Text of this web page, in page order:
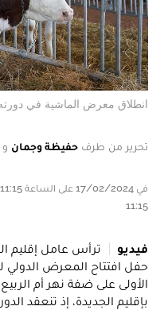
انطلاق معرض الماشية في دورته
تحرير من طرف حفيظة وجمان و
11:15
فيديو
حفل افتتاح المعرض الدولي
الأولى على ضفة نهر أم
بإقليم الجديدة، إذ تنعقد